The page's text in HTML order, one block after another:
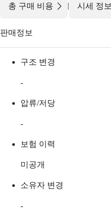
총 구매 비용 | 시세 정보
판매정보
구조 변경
-
압류/저당
-
보험 이력
미공개
소유자 변경
-